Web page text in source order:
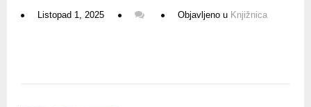
Listopad 1, 2025 Objavljeno u Knjižnica